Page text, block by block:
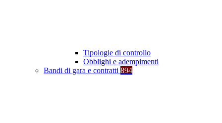
Tipologie di controllo
Obblighi e adempimenti
Bandi di gara e contratti 894